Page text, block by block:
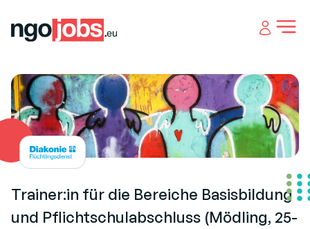
Open
Trainer:in für die Bereiche Basisbildung
und Pflichtschulabschluss (Mödling, 25-